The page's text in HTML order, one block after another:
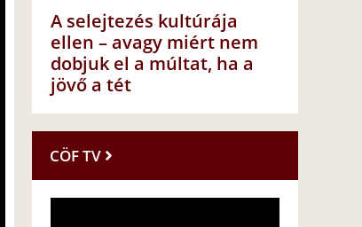
A selejtezés kultúrája
ellen – avagy miért nem
dobjuk el a múltat, ha a
jövő a tét
CÖF TV